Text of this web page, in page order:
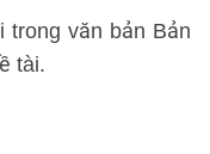
trong văn bản Bản
tài.